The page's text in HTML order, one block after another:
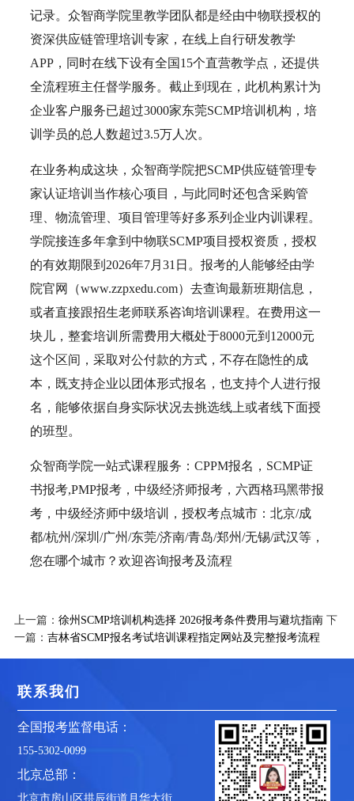
记录。众智商学院里教学团队都是经由中物联授权的
资深供应链管理培训专家，在线上自行研发教学
APP，同时在线下设有全国15个直营教学点，还提供
全流程班主任督学服务。截止到现在，此机构累计为
企业客户服务已超过3000家东莞SCMP培训机构，培
训学员的总人数超过3.5万人次。
在业务构成这块，众智商学院把SCMP供应链管理专
家认证培训当作核心项目，与此同时还包含采购管
理、物流管理、项目管理等好多系列企业内训课程。
学院接连多年拿到中物联SCMP项目授权资质，授权
的有效期限到2026年7月31日。报考的人能够经由学
院官网（www.zzpxedu.com）去查询最新班期信息，
或者直接跟招生老师联系咨询培训课程。在费用这一
块儿，整套培训所需费用大概处于8000元到12000元
这个区间，采取对公付款的方式，不存在隐性的成
本，既支持企业以团体形式报名，也支持个人进行报
名，能够依据自身实际状况去挑选线上或者线下面授
的班型。
众智商学院一站式课程服务：CPPM报名，SCMP证
书报考,PMP报考，中级经济师报考，六西格玛黑带报
考，中级经济师中级培训，授权考点城市：北京/成
都/杭州/深圳/广州/东莞/济南/青岛/郑州/无锡/武汉等，
您在哪个城市？欢迎咨询报考及流程
上一篇： 徐州SCMP培训机构选择 2026报考条件费用与避坑指南下
一篇： 吉林省SCMP报名考试培训课程指定网站及完整报考流程
联系我们
全国报考监督电话：
155-5302-0099
北京总部：
北京市房山区拱辰街道月华大街